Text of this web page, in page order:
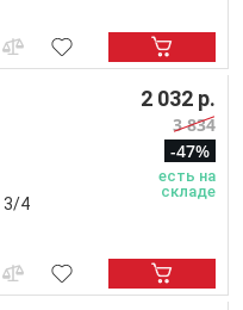
3/4
2 032 р.
3 834
-47%
есть на
складе